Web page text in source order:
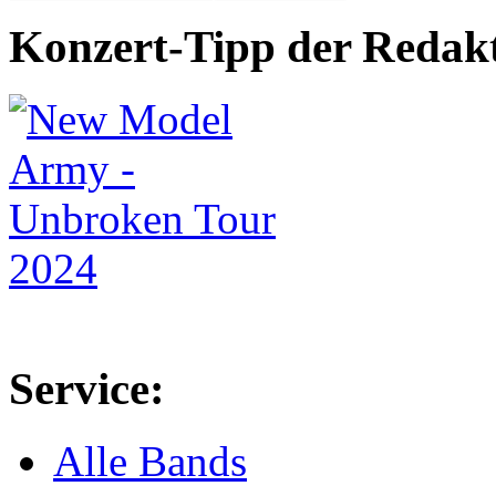
Konzert-Tipp der
Service:
Alle Bands